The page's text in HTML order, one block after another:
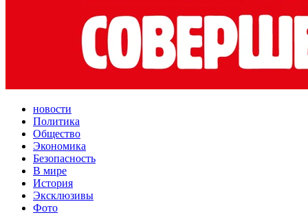
новости
Политика
Общество
Экономика
Безопасность
В мире
История
Эксклюзивы
Фото